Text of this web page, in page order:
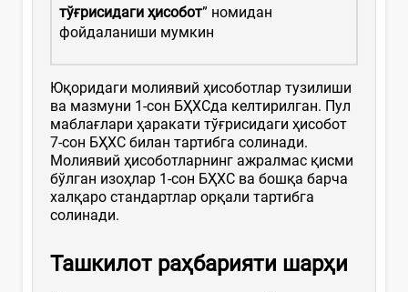
тўғрисидаги ҳисобот” номидан
фойдаланиши мумкин
Юқоридаги молиявий ҳисоботлар тузилиши
ва мазмуни 1-сон БҲХСда келтирилган. Пул
маблағлари ҳаракати тўғрисидаги ҳисобот
7-сон БҲХС билан тартибга солинади.
Молиявий ҳисоботларнинг ажралмас қисми
бўлган изоҳлар 1-сон БҲХС ва бошқа барча
халқаро стандартлар орқали тартибга
солинади.
Ташкилот раҳбарияти шарҳи